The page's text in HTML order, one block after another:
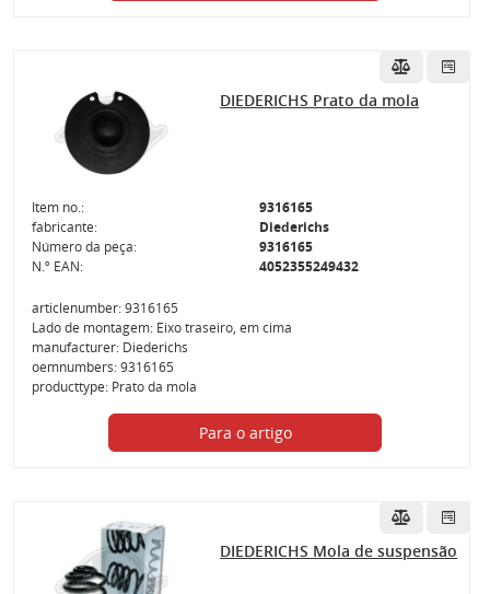
DIEDERICHS Prato da mola
Item no.:
9316165
fabricante:
Diederichs
Número da peça:
9316165
N.º EAN:
4052355249432
articlenumber: 9316165
Lado de montagem: Eixo traseiro, em cima
manufacturer: Diederichs
oemnumbers: 9316165
producttype: Prato da mola
Para o artigo
DIEDERICHS Mola de suspensão